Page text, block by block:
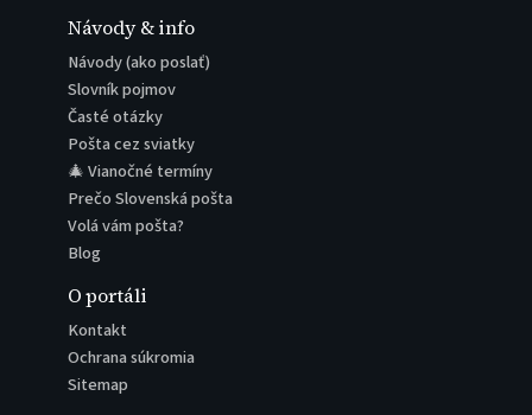
Návody & info
Návody (ako poslať)
Slovník pojmov
Časté otázky
Pošta cez sviatky
🎄 Vianočné termíny
Prečo Slovenská pošta
Volá vám pošta?
Blog
O portáli
Kontakt
Ochrana súkromia
Sitemap